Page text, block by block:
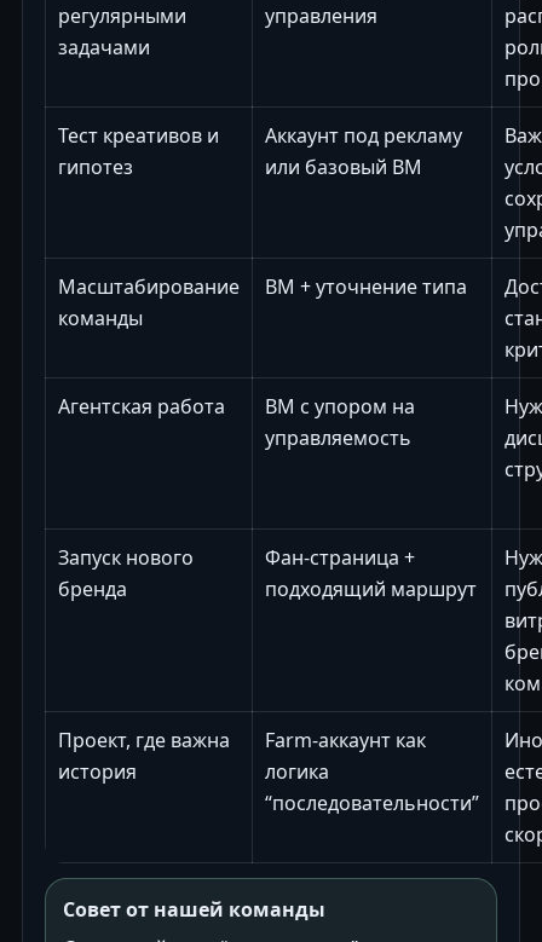
регулярными
задачами
управления
Тест креативов и
гипотез
Аккаунт под рекламу
или базовый BM
Масштабирование
команды
BM + уточнение типа
Агентская работа
BM с упором на
управляемость
Запуск нового
бренда
Фан-страница +
подходящий маршрут
Проект, где важна
история
Farm-аккаунт как
логика
“последовательности”
Совет от нашей команды